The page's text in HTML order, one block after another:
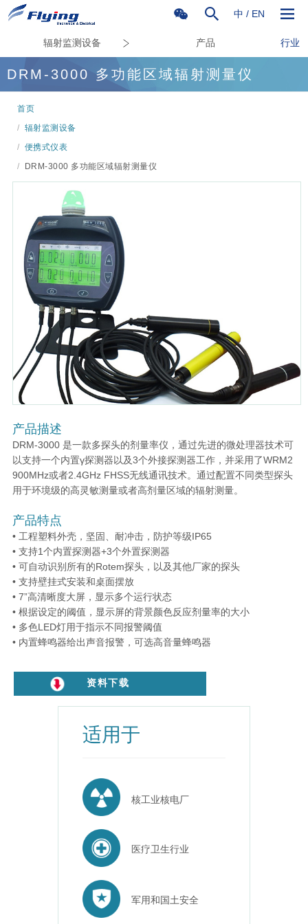
中 / EN
辐射监测设备 产品 行业
DRM-3000 多功能区域辐射测量仪
首页
/ 辐射监测设备
/ 便携式仪表
/
DRM-3000 多功能区域辐射测量仪
产品描述
DRM-3000 是一款多探头的剂量率仪，通过先进的微处理器技术可
以支持一个内置γ探测器以及3个外接探测器工作，并采用了WRM2
900MHz或者2.4GHz FHSS无线通讯技术。通过配置不同类型探头
用于环境级的高灵敏测量或者高剂量区域的辐射测量。
产品特点
• 工程塑料外壳，坚固、耐冲击，防护等级IP65
• 支持1个内置探测器+3个外置探测器
• 可自动识别所有的Rotem探头，以及其他厂家的探头
• 支持壁挂式安装和桌面摆放
• 7”高清晰度大屏，显示多个运行状态
• 根据设定的阈值，显示屏的背景颜色反应剂量率的大小
• 多色LED灯用于指示不同报警阈值
• 内置蜂鸣器给出声音报警，可选高音量蜂鸣器
资料下载
适用于
核工业核电厂
医疗卫生行业
军用和国土安全